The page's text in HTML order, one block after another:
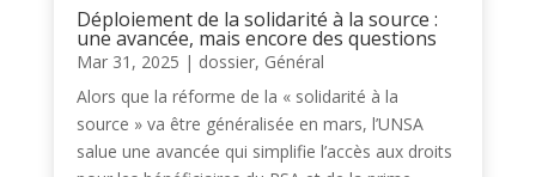
Déploiement de la solidarité à la source :
une avancée, mais encore des questions
Mar 31, 2025 | dossier, Général
Alors que la réforme de la « solidarité à la
source » va être généralisée en mars, l’UNSA
salue une avancée qui simplifie l’accès aux droits